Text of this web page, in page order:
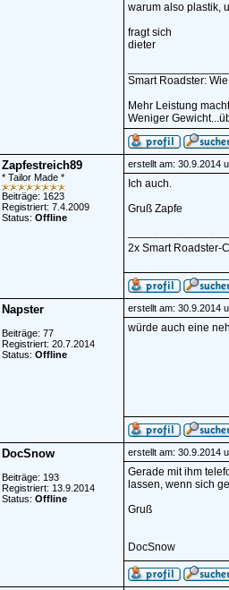
warum also plastik,
fragt sich
dieter
Smart Roadster:
Mehr Leistung
Weniger
Zapfestreich89
* Tailor Made *
Beiträge: 1623
Registriert: 7.4.2009
Status: Offline
erstellt am: 30.9.2014
Ich auch.
Gruß Zapfe
2x Smart Roadster-
Napster
Beiträge: 77
Registriert: 20.7.2014
Status: Offline
erstellt am: 30.9.2014
würde auch eine
DocSnow
Beiträge: 193
Registriert: 13.9.2014
Status: Offline
erstellt am: 30.9.2014
Gerade mit ihm
lassen, wenn sich
Gruß
DocSnow